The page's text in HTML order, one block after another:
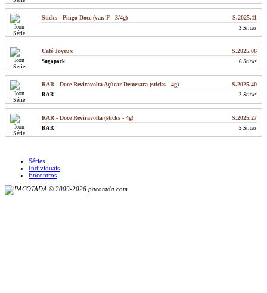
Sticks - Pingo Doce (var. F - 3/4g) S.2025.11
3 Sticks
Café Joyeux S.2025.06
Sugapack 6 Sticks
RAR - Doce Reviravolta Açúcar Demerara (sticks - 4g) S.2025.40
RAR 2 Sticks
RAR - Doce Reviravolta (sticks - 4g) S.2025.27
RAR 5 Sticks
Séries
Individuais
Encontros
© 2009-2026 pacotada.com